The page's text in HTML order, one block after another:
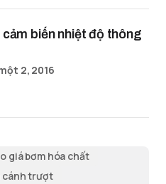
biến nhiệt độ thông
2, 2016
giá bơm hóa chất
cánh trượt